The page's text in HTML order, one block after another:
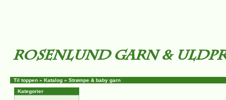
Til toppen » Katalog » Strømpe & baby garn
Kategorier